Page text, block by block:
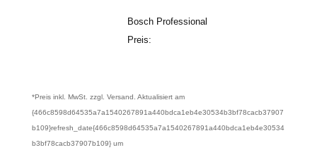
Bosch Professional
Preis:
*Preis inkl. MwSt. zzgl. Versand. Aktualisiert am
{466c8598d64535a7a1540267891a440bdca1eb4e30534b3bf78cacb37907
b109}refresh_date{466c8598d64535a7a1540267891a440bdca1eb4e30534
b3bf78cacb37907b109} um